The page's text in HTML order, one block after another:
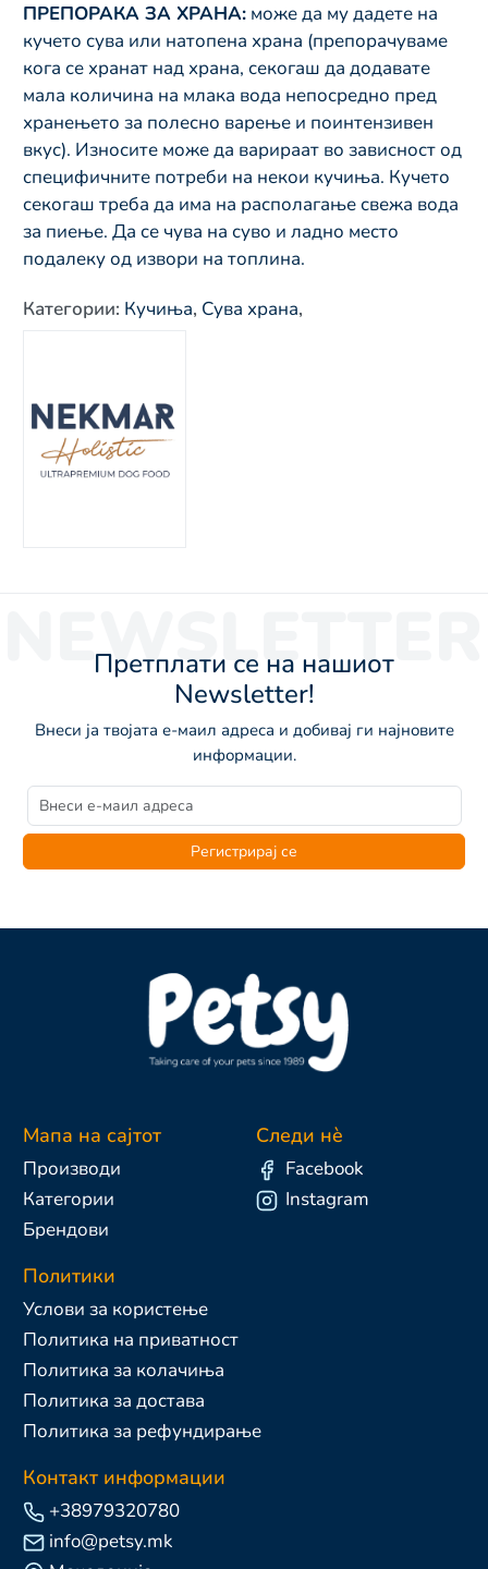
ПРЕПОРАКА ЗА ХРАНА: може да му дадете на
кучето сува или натопена храна (препорачуваме
кога се хранат над храна, секогаш да додавате
мала количина на млака вода непосредно пред
хранењето за полесно варење и поинтензивен
вкус). Износите може да варираат во зависност од
специфичните потреби на некои кучиња. Кучето
секогаш треба да има на располагање свежа вода
за пиење. Да се чува на суво и ладно место
подалеку од извори на топлина.
Категории: Кучиња, Сува храна,
NEWSLETTER
Претплати се на нашиот
Newsletter!
Внеси ја твојата е-маил адреса и добивај ги најновите
информации.
Регистрирај се
Мапа на сајтот
Производи
Категории
Брендови
Политики
Услови за користење
Политика на приватност
Политика за колачиња
Политика за достава
Политика за рефундирање
Контакт информации
+38979320780
info@petsy.mk
Следи нè
Facebook
Instagram